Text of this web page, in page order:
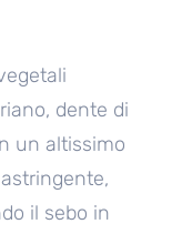
dente di
un altissimo
il sebo in